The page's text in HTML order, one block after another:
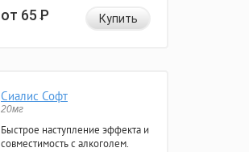
от 65Р Купить
Сиалис Софт
20мг
Быстрое наступление эффекта и
совместимость с алкоголем.